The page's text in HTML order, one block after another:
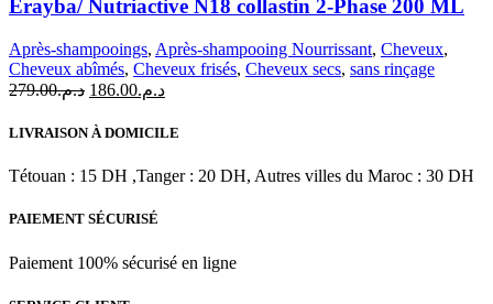
N18
collastin
2-
Phase
200
Erayba/ Nutriactive N18 collastin 2-Phase 200 ML
Après-shampooings, Après-shampooing Nourrissant, Cheveux,
Cheveux abîmés, Cheveux frisés, Cheveux secs, sans rinçage
د.م.279.00
Le
initial
د.م.186.00
Le
actuel
د.م.186.00.
LIVRAISON À DOMICILE
Tétouan : 15 DH ,Tanger : 20 DH, Autres villes du Maroc : 30 DH
PAIEMENT SÉCURISÉ
Paiement 100% sécurisé en ligne